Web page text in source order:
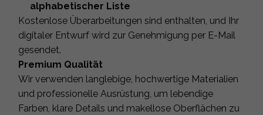
alphabetischer Liste
Kostenlose Überarbeitungen sind enthalten, und Ihr
digitaler Entwurf wird zur Genehmigung per E-Mail
gesendet.
Premium Qualität
Wir verwenden langlebige, hochwertige Materialien
und professionelle Ausrüstung, um lebendige
Farben, klare Details und makellose Oberflächen zu